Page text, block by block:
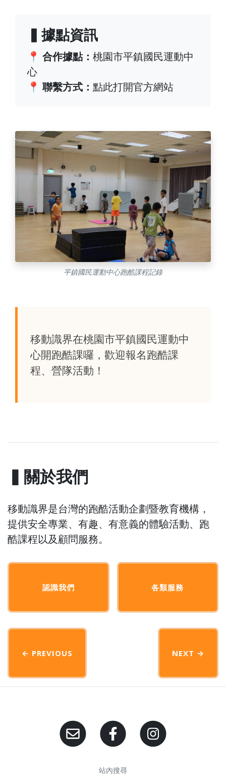
▍據點資訊
📍 合作據點： 桃園市平鎮國民運動中
心
📍 聯繫方式： 點此打開官方網站
平鎮國民運動中心跑酷課程記錄
移動識界在桃園市平鎮國民運動中
心開跑酷課囉，歡迎報名跑酷課
程、營隊活動！
▍關於我們
移動識界是台灣的跑酷活動企劃暨教育機構，
提供安全專業、有趣、有意義的體驗活動、跑
酷課程以及顧問服務。
認識我們 各類服務
← PREVIOUS NEXT →
站內搜尋